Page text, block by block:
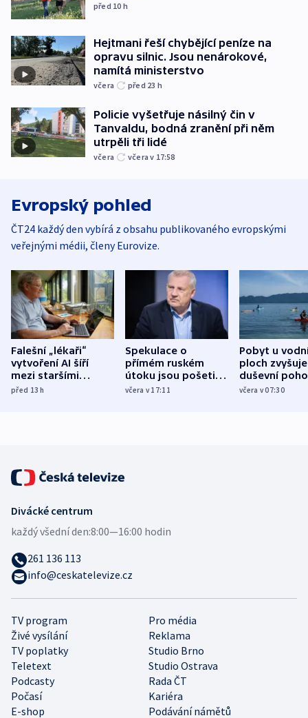
před 10 h
Hejtmani řeší chybějící peníze na
opravu silnic. Jsou nenárokové,
namítá ministerstvo
včera před 23 h
Policie vyšetřuje násilný čin v
Tanvaldu, bodná zranění při něm
utrpěli tři lidé
včera včera v 17:58
Evropský pohled
ČT24 každý den vybírá z obsahu publikovaného evropskými
veřejnými médii, členy Eurovize.
Falešní „lékaři“
vytvoření AI šíří
mezi staršími
Poláky nebezpečné
před 13h
Spekulace o
přímém ruském
útoku jsou pošetilé,
míní estonský
včera v 17:11
Pobyt u
ploch zvyšuje
duševní
ukázala
včera v 07:30
TV program
Pro média
Živé vysílání
Reklama
TV poplatky
Studio Brno
Teletext
Studio Ostrava
Podcasty
Rada ČT
Počasí
Kariéra
E-shop
Podávání námětů
Divácké centrum
každý všední den:8:00—16:00 hodin
261 136 113
info@ceskatelevize.cz